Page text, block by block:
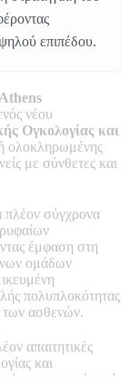
επιπέδου.
νέου
Ογκολογίας και
ολοκληρωμένης
με σύνθετες και
σύγχρονα
έμφαση στη
ομάδων
πολυπλοκότητας
των ασθενών.
απαιτητικές
και